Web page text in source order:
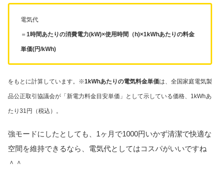
電気代
＝ 1時間あたりの消費電力(kW)×使用時間（h)×1kWhあたりの料金
単価(円/kWh)
をもとに計算しています。※1kWhあたりの電気料金単価は、全国家庭電気製
品公正取引協議会が「新電力料金目安単価」として示している価格、1kWhあ
たり31円（税込）。
強モードにしたとしても、1ヶ月で1000円いかず清潔で快適な
空間を維持できるなら、電気代としてはコスパがいいですね
＾＾